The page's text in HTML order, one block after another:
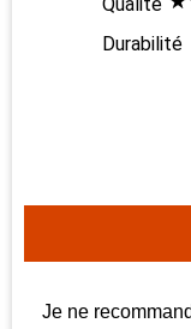
Durabilité
Je ne